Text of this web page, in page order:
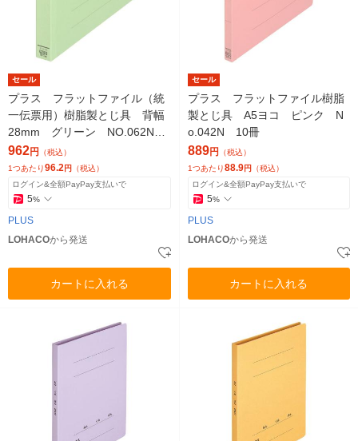
セール
プラス フラットファイル（統
一伝票用）樹脂製とじ具 背幅
28mm グリーン NO.062NW
76036 1袋（10冊入）
962円 （税込）
1つあたり96.2円 （税込）
ログイン&全額PayPay支払いで
5%
PLUS
LOHACOから発送
カートに入れる
セール
プラス フラットファイル樹脂
製とじ具 A5ヨコ ピンク N
o.042N 10冊
889円 （税込）
1つあたり88.9円 （税込）
ログイン&全額PayPay支払いで
5%
PLUS
LOHACOから発送
カートに入れる